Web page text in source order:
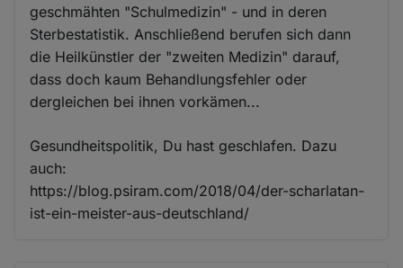
geschmähten "Schulmedizin" - und in deren
Sterbestatistik. Anschließend berufen sich dann
die Heilkünstler der "zweiten Medizin" darauf,
dass doch kaum Behandlungsfehler oder
dergleichen bei ihnen vorkämen...
Gesundheitspolitik, Du hast geschlafen. Dazu
auch:
https://blog.psiram.com/2018/04/der-scharlatan-
ist-ein-meister-aus-deutschland/